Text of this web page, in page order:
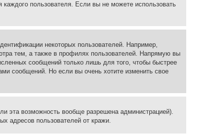
пользователя. Если вы не можете использовать
некоторых пользователей. Например,
тем, а также в профилях пользователей. Напрямую вы
сообщений только лишь для того, чтобы быстрее
сообщений. Но если вы очень хотите изменить свое
эта возможность вообще разрешена администрацией).
адресов пользователей от кражи.